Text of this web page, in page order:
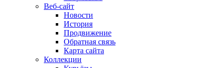
Веб-сайт
Новости
История
Продвижение
Обратная связь
Карта сайта
Коллекции